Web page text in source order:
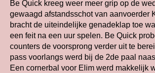
Be Quick kreeg weer meer grip op de
gewaagd afstandsschot van aanvoerder
bracht de uiteindelijke genadeklap toe
een feit na een uur spelen. Be Quick
counters de voorsprong verder uit te
pass voorlangs werd bij de 2de paal
Een cornerbal voor Elim werd makkelijk